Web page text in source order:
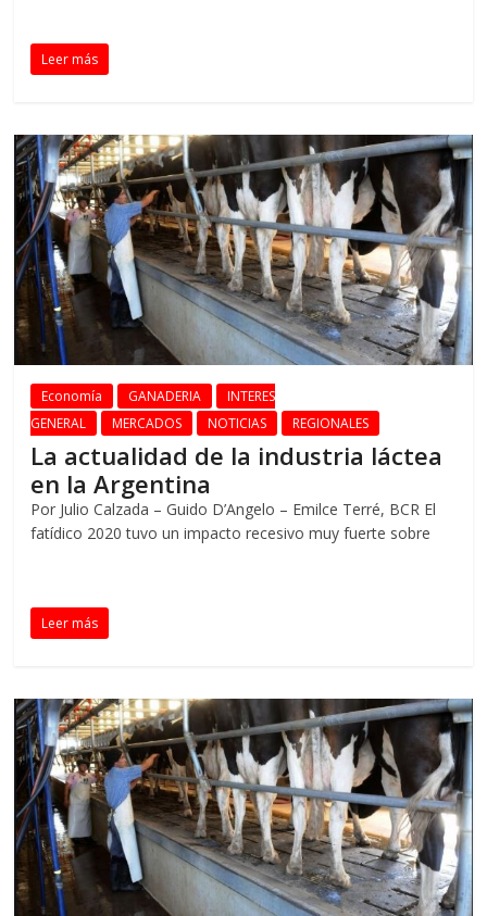
Leer más
Economía GANADERIA
INTERES
GENERAL
MERCADOS NOTICIAS REGIONALES
La actualidad de la industria láctea
en la Argentina
Por Julio Calzada – Guido D’Angelo – Emilce Terré, BCR El
fatídico 2020 tuvo un impacto recesivo muy fuerte sobre
Leer más